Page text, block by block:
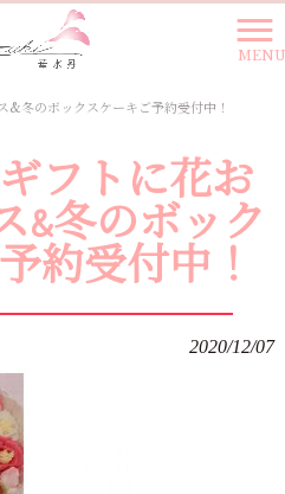
MENU
&冬のボックスケーキご予約受付中！
フトに花お
&冬のボック
約受付中！
2020/12/07